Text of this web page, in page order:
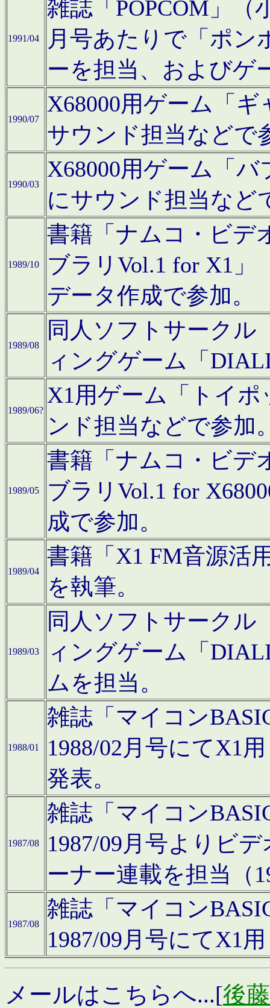
1991/04
雑誌「POPCOM」（
月号あたりで「ポン
ーを担当、およびゲ
1990/07
X68000用ゲーム「
サウンド担当などで
1990/03
X68000用ゲーム「
にサウンド担当など
1989/10
書籍「ナムコ・ビデ
ブラリVol.1 for X1」
データ作成で参加。
1989/08
同人ソフトサークル
ィングゲーム「
1989/06?
X1用ゲーム「トイ
ンド担当などで参加
1989/05
書籍「ナムコ・ビデ
ブラリVol.1 for
成で参加。
1989/04
書籍「X1 FM音源活
を執筆。
1989/03
同人ソフトサークル
ィングゲーム「
ムを担当。
1988/01
雑誌「マイコン
1988/02月号にてX1
発表。
1987/08
雑誌「マイコン
1987/09月号よりビ
ーナー連載を担当（
1987/08
雑誌「マイコン
1987/09月号にてX1
メールはこちらへ...[後